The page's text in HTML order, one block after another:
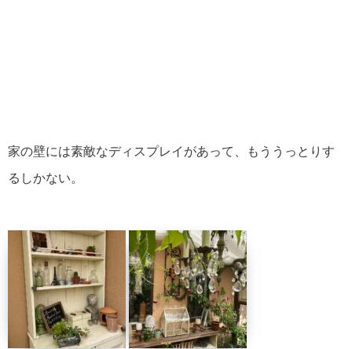
家の壁には素敵なディスプレイがあって、もううっとりす
るしかない。